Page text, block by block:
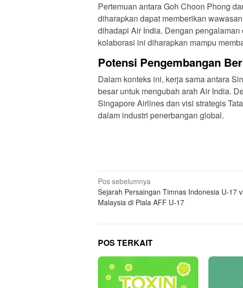
Pertemuan antara Goh Choon Phong
diharapkan dapat memberikan
dihadapi Air India. Dengan
kolaborasi ini diharapkan mampu
Potensi Pengembangan
Dalam konteks ini, kerja sama antara
besar untuk mengubah arah Air India.
Singapore Airlines dan visi strategis
dalam industri penerbangan global.
N
a
v
i
g
a
Pos sebelumnya
Sejarah Persaingan Timnas Indonesia U-17
Malaysia di Piala AFF U-17
POS TERKAIT